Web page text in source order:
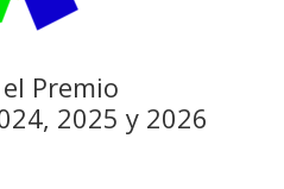
Premio
2025 y 2026